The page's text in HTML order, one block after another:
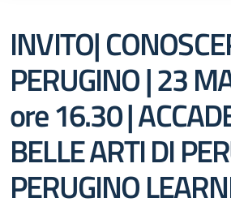
INVITO|
PERUGINO | 23
ore 16.30 |
BELLE ARTI DI
PERUGINO